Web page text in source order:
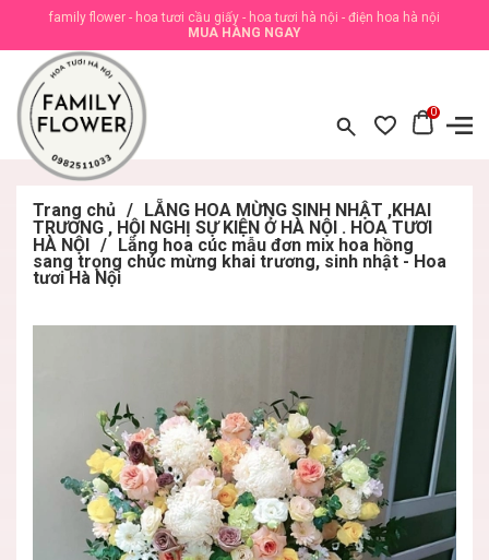
family flower - hoa tươi cầu giấy - hoa tươi hà nội - điện hoa hà nội
MUA HÀNG NGAY
0
Trang chủ / LẴNG HOA MỪNG SINH NHẬT ,KHAI
TRƯƠNG , HỘI NGHỊ SỰ KIỆN Ở HÀ NỘI . HOA TƯƠI
HÀ NỘI / Lẵng hoa cúc mẫu đơn mix hoa hồng
sang trọng chúc mừng khai trương, sinh nhật - Hoa
tươi Hà Nội